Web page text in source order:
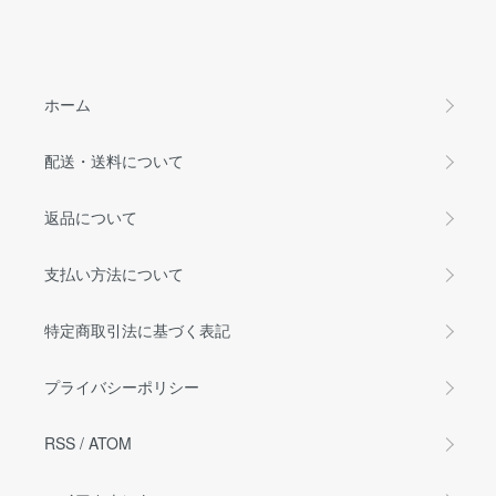
ホーム
配送・送料について
返品について
支払い方法について
特定商取引法に基づく表記
プライバシーポリシー
RSS / ATOM